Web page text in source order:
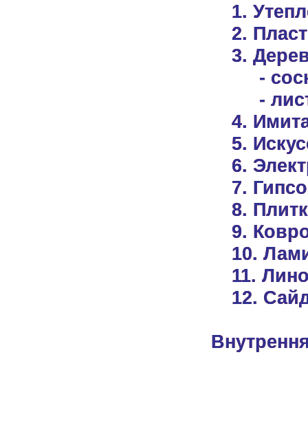
1.
2.
3.
-
-
4.
5.
6.
7.
8.
9.
10.
11.
12.